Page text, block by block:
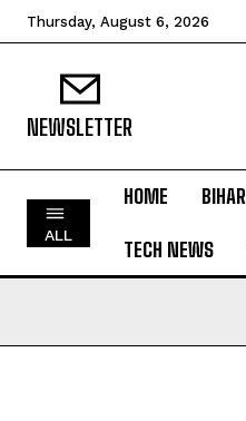
BIHAR
Thursday, August 6, 2026
NEWSLETTER
ALL
HOME BIHAR
TECH NEWS